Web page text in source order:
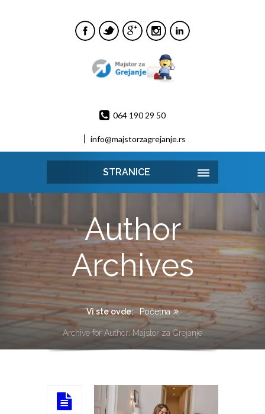
064 190 29 50
info@majstorzagrejanje.rs
STRANICE
Author
Archives
Vi ste ovde: Početna
Archive for Author: Majstor za Grejanje